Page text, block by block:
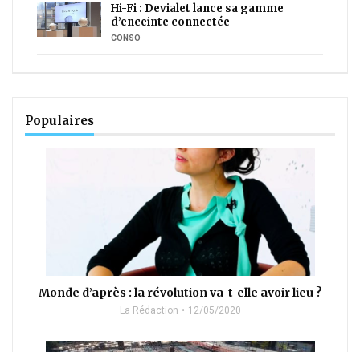
Hi-Fi : Devialet lance sa gamme
d’enceinte connectée
CONSO
Populaires
Monde d’après : la révolution va-t-elle avoir lieu ?
La Rédaction 12/05/2020